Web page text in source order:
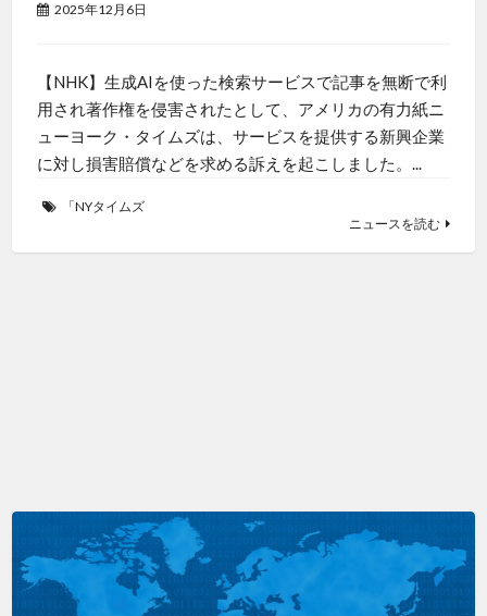
2025年12月6日
【NHK】生成AIを使った検索サービスで記事を無断で利
用され著作権を侵害されたとして、アメリカの有力紙ニ
ューヨーク・タイムズは、サービスを提供する新興企業
に対し損害賠償などを求める訴えを起こしました。...
「NYタイムズ
ニュースを読む